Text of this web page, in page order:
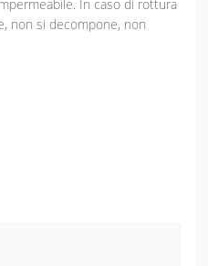
In caso di rottura
non si decompone, non